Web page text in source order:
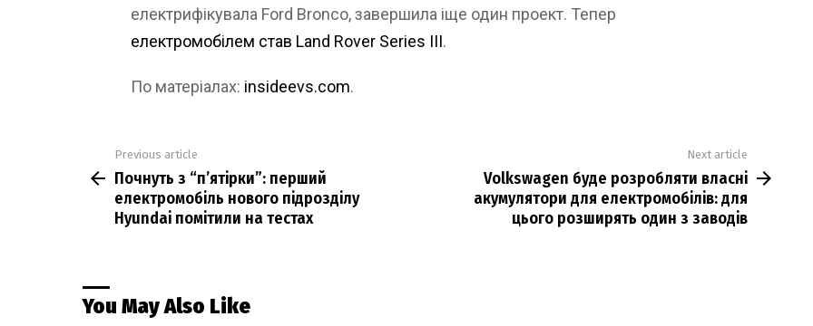
електрифікувала Ford Bronco, завершила іще один проект. Тепер
електромобілем став Land Rover Series III.
По матеріалах: insideevs.com.
more
Previous article
Почнуть з “п’ятірки”: перший
електромобіль нового підрозділу
Hyundai помітили на тестах
Next article
Volkswagen буде розробляти власні
акумулятори для електромобілів: для
цього розширять один з заводів
You May Also Like